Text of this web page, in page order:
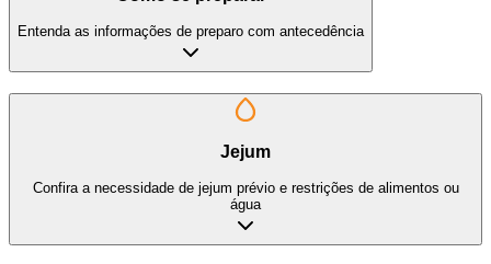
Entenda as informações de preparo com antecedência
Jejum
Confira a necessidade de jejum prévio e restrições de alimentos ou
água